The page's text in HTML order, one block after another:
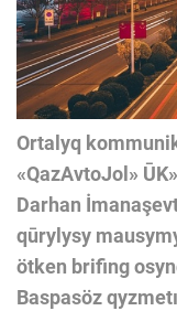
Ortalyq
«QazAvtoJol»
Darhan
qūrylysy
ötken brifing
Baspasöz